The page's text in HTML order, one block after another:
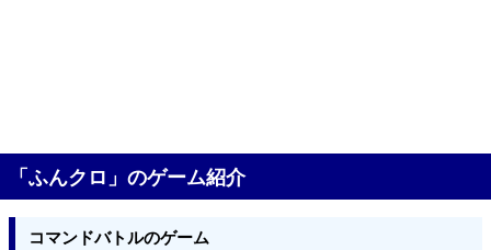
「ふんクロ」のゲーム紹介
コマンドバトルのゲーム